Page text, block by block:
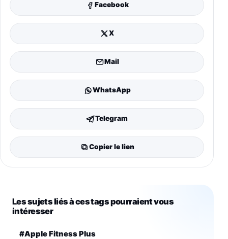
Facebook
X
Mail
WhatsApp
Telegram
Copier le lien
Les sujets liés à ces tags pourraient vous
intéresser
#Apple Fitness Plus